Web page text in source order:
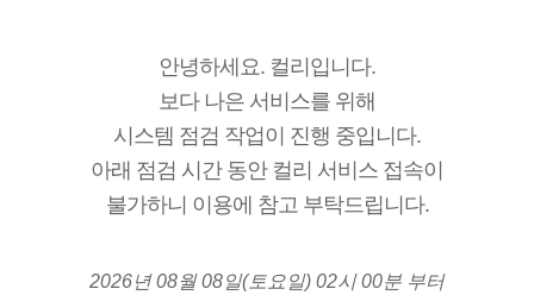
안녕하세요. 컬리입니다.
보다 나은 서비스를 위해
시스템 점검 작업이 진행 중입니다.
아래 점검 시간 동안 컬리 서비스 접속이
불가하니 이용에 참고 부탁드립니다.
2026년 08월 08일(토요일) 02시 00분 부터